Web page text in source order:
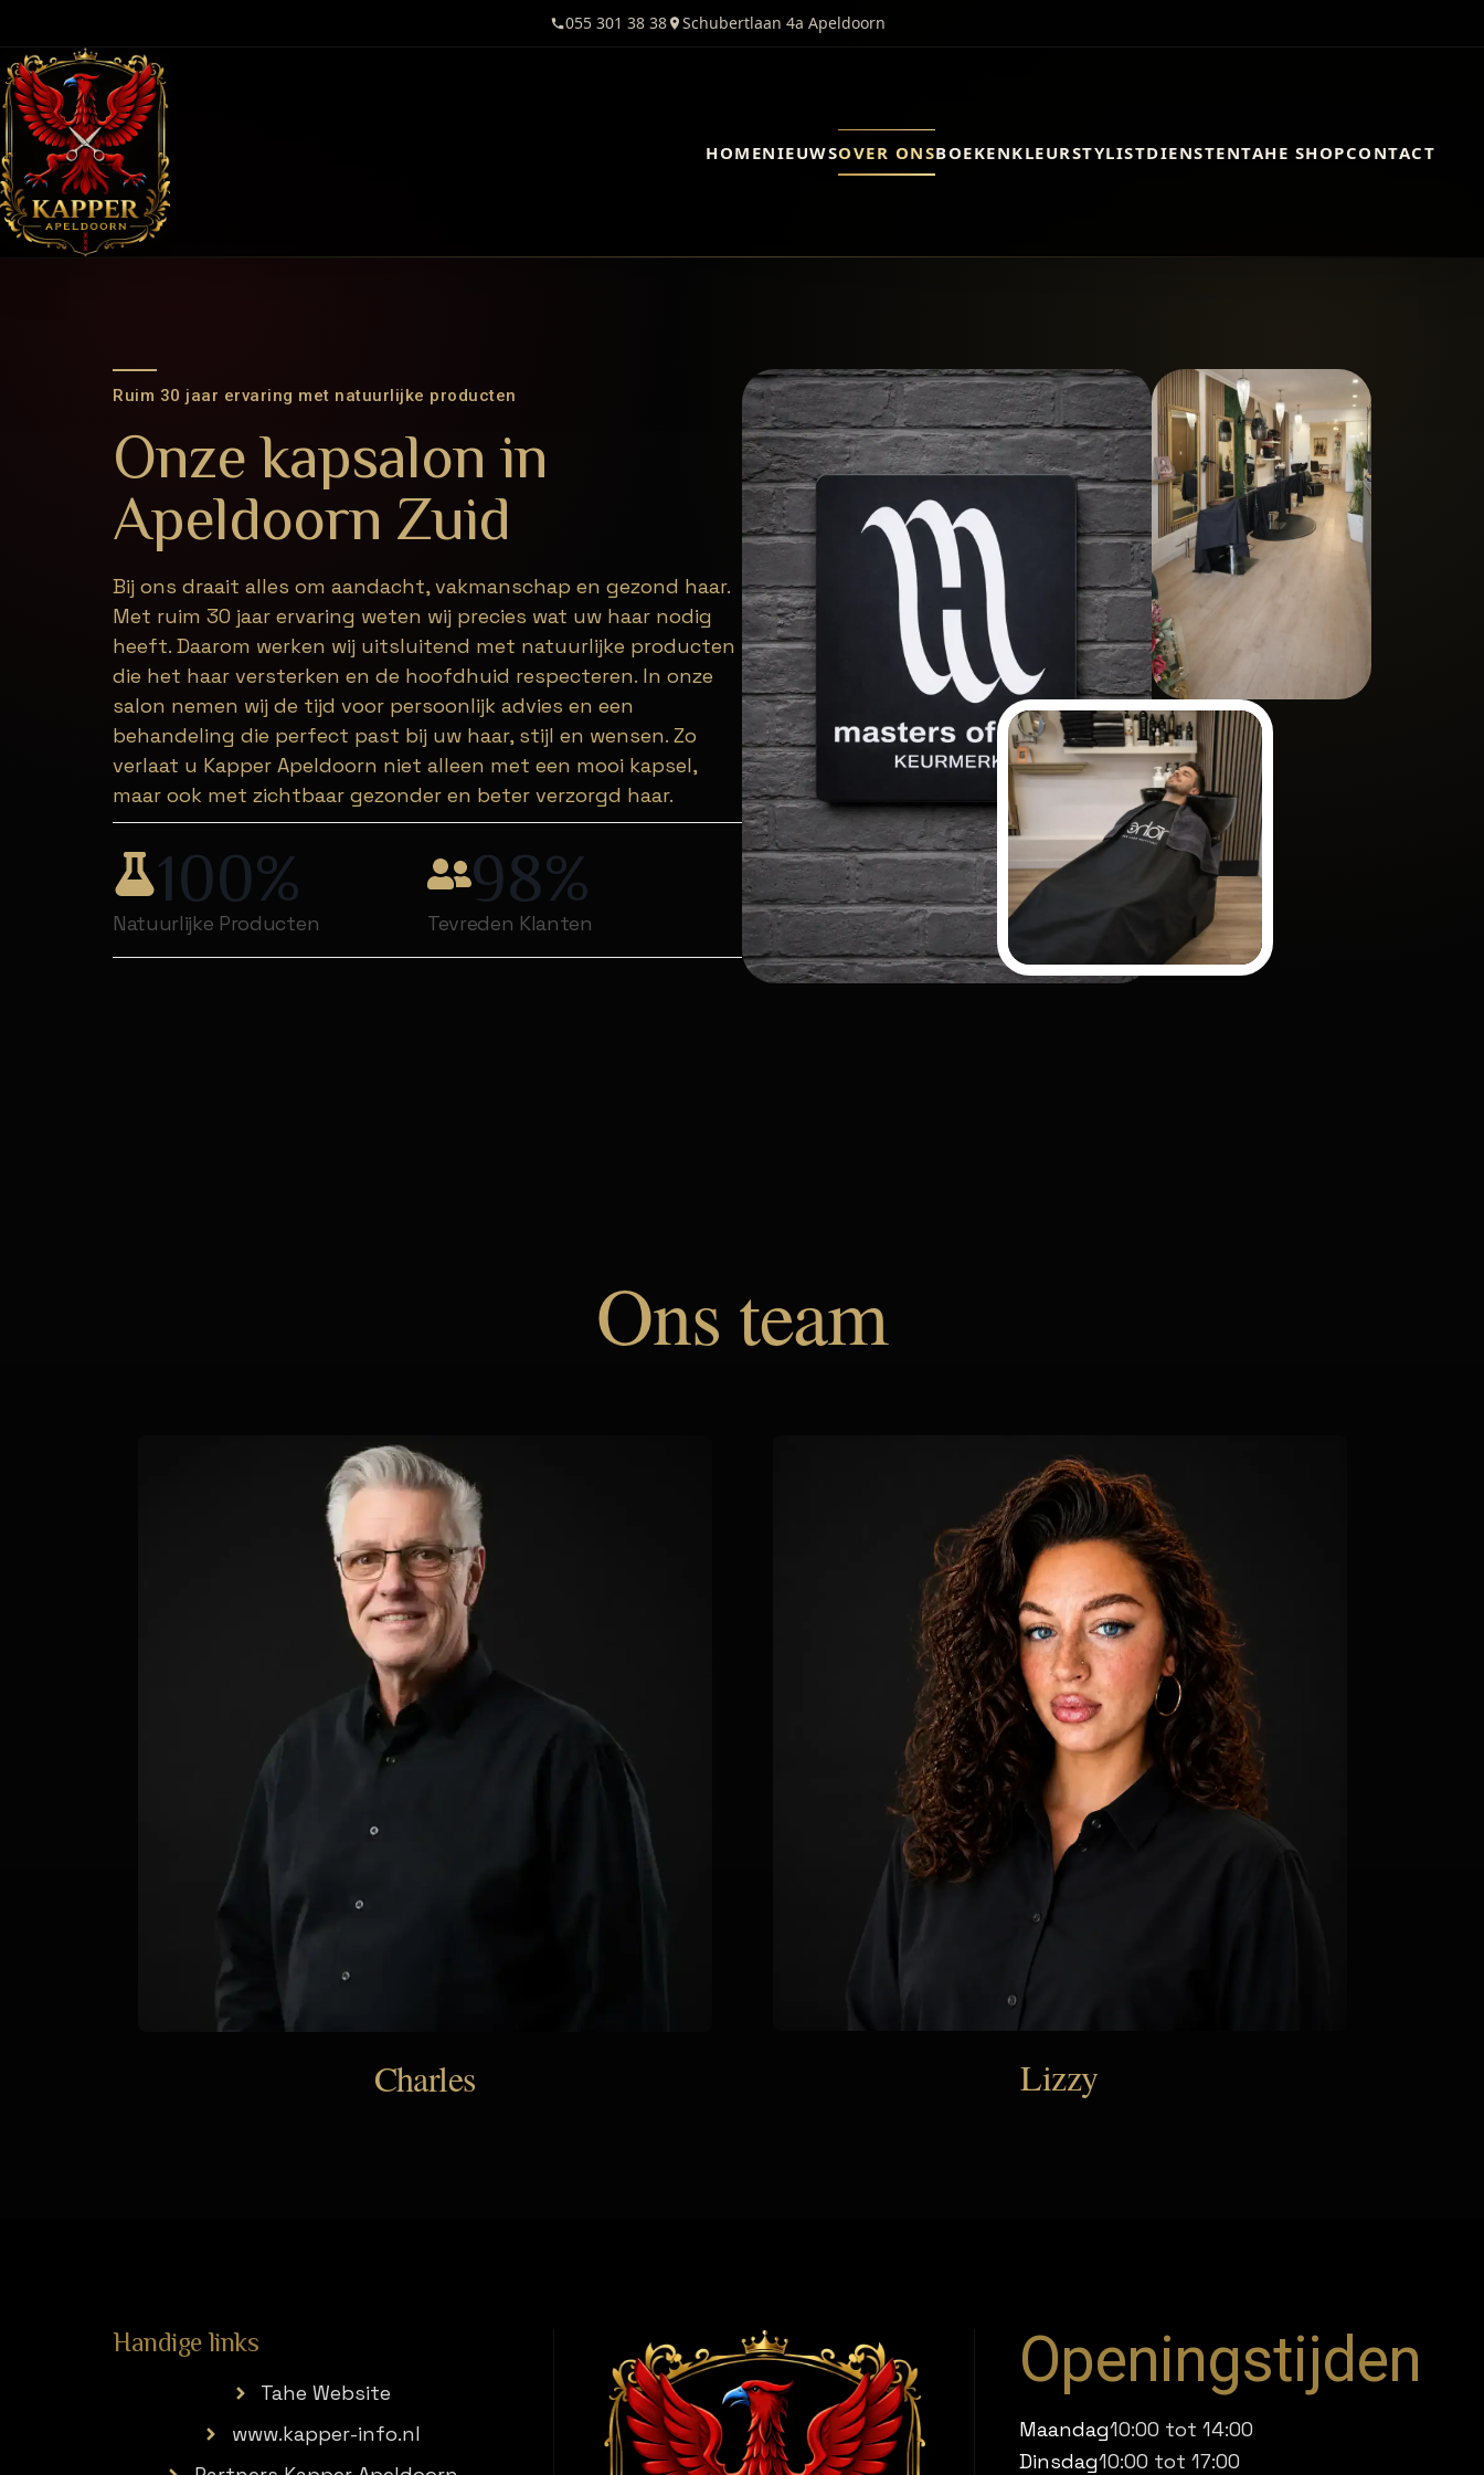
055 301 38 38 Schubertlaan 4a Apeldoorn
HOMENIEUWSOVER ONSBOEKENKLEURSTYLISTDIENSTENTAHE SHOPCONTACT
Ruim 30 jaar ervaring met natuurlijke producten
Onze kapsalon in
Apeldoorn Zuid
Bij ons draait alles om aandacht, vakmanschap en gezond haar.
Met ruim 30 jaar ervaring weten wij precies wat uw haar nodig
heeft. Daarom werken wij uitsluitend met natuurlijke producten
die het haar versterken en de hoofdhuid respecteren. In onze
salon nemen wij de tijd voor persoonlijk advies en een
behandeling die perfect past bij uw haar, stijl en wensen. Zo
verlaat u Kapper Apeldoorn niet alleen met een mooi kapsel,
maar ook met zichtbaar gezonder en beter verzorgd haar.
100%
Natuurlijke Producten
98%
Tevreden Klanten
Ons team
Charles Lizzy
Handige links
Tahe Website
www.kapper-info.nl
Openingstijden
Maandag10:00 tot 14:00
Dinsdag10:00 tot 17:00